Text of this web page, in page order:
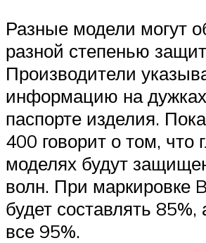
Разные модели могут
разной степенью
Производители
информацию на
паспорте изделия.
400 говорит о том, что
моделях будут
волн. При маркировке
будет составлять
все 95%.